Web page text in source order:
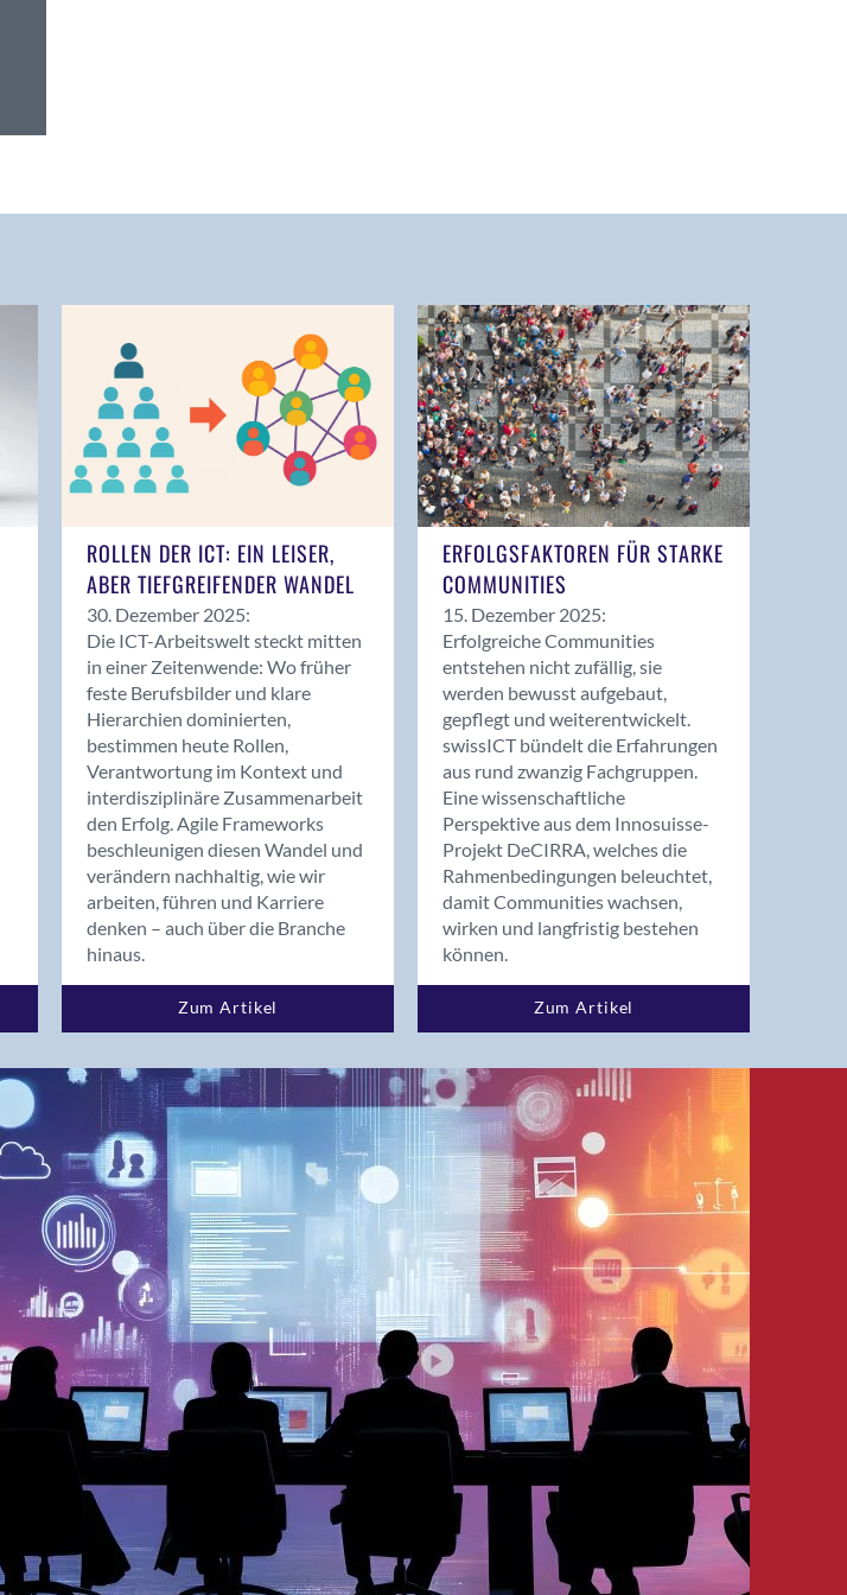
Benken (SG)
Bergdietikon
Berlin
Bern - Liebefeld
Bern-Zollikofen
Biel/Bienne
Birsfelden
Bonstetten
Bottighofen
Bremgarten bei Bern
Bronschhofen
Brugg
Brugg AG
Brütten
Bubendorf
Bubikon
Buchs (SG)
Burgdorf
Bäretswil
Bülach
Davos Platz 1
ROLLEN DER ICT: EIN LEISER,
ABER TIEFGREIFENDER WANDEL
30. Dezember 2025:
Die ICT-Arbeitswelt steckt mitten
in einer Zeitenwende: Wo früher
feste Berufsbilder und klare
Hierarchien dominierten,
bestimmen heute Rollen,
Verantwortung im Kontext und
interdisziplinäre Zusammenarbeit
den Erfolg. Agile Frameworks
beschleunigen diesen Wandel und
verändern nachhaltig, wie wir
arbeiten, führen und Karriere
denken – auch über die Branche
hinaus.
Zum Artikel
ERFOLGSFAKTOREN FÜR STARKE
COMMUNITIES
15. Dezember 2025:
Erfolgreiche Communities
entstehen nicht zufällig, sie
werden bewusst aufgebaut,
gepflegt und weiterentwickelt.
swissICT bündelt die Erfahrungen
aus rund zwanzig Fachgruppen.
Eine wissenschaftliche
Perspektive aus dem Innosuisse-
Projekt DeCIRRA, welches die
Rahmenbedingungen beleuchtet,
damit Communities wachsen,
wirken und langfristig bestehen
können.
Zum Artikel